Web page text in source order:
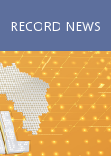
RECORD NEWS